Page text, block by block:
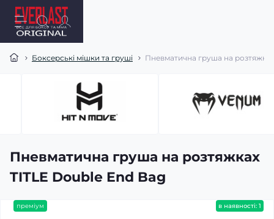
Боксерські мішки та груші Пневматична груша на
Пневматична груша на розтяжках
TITLE Double End Bag
преміум в наявності: 1